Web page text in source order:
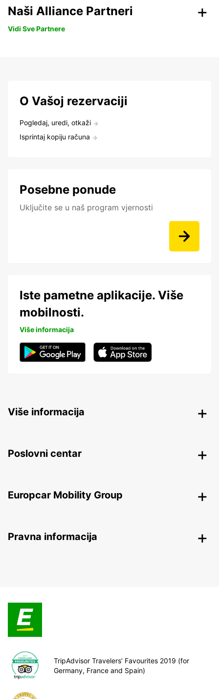
Naši Alliance Partneri
Vidi Sve Partnere
O Vašoj rezervaciji
Pogledaj, uredi, otkaži
Isprintaj kopiju računa
Posebne ponude
Uključite se u naš program vjernosti
Iste pametne aplikacije. Više
mobilnosti.
Više informacija
Više informacija
Poslovni centar
Europcar Mobility Group
Pravna informacija
TripAdvisor Travelers’ Favourites 2019 (for
Germany, France and Spain)